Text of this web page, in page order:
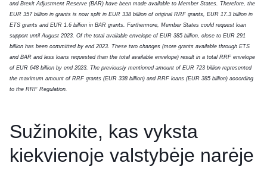
and Brexit Adjustment Reserve (BAR) have been made available to Member States. Therefore, the
EUR 357 billion in grants is now split in EUR 338 billion of original RRF grants, EUR 17.3 billion in
ETS grants and EUR 1.6 billion in BAR grants. Furthermore, Member States could request loan
support until August 2023. Of the total available envelope of EUR 385 billion, close to EUR 291
billion has been committed by end 2023. These two changes (more grants available through ETS
and BAR and less loans requested than the total available envelope) result in a total RRF envelope
of EUR 648 billion by end 2023. The previously mentioned amount of EUR 723 billion represented
the maximum amount of RRF grants (EUR 338 billion) and RRF loans (EUR 385 billion) according
to the RRF Regulation.
Sužinokite, kas vyksta
kiekvienoje valstybėje narėje